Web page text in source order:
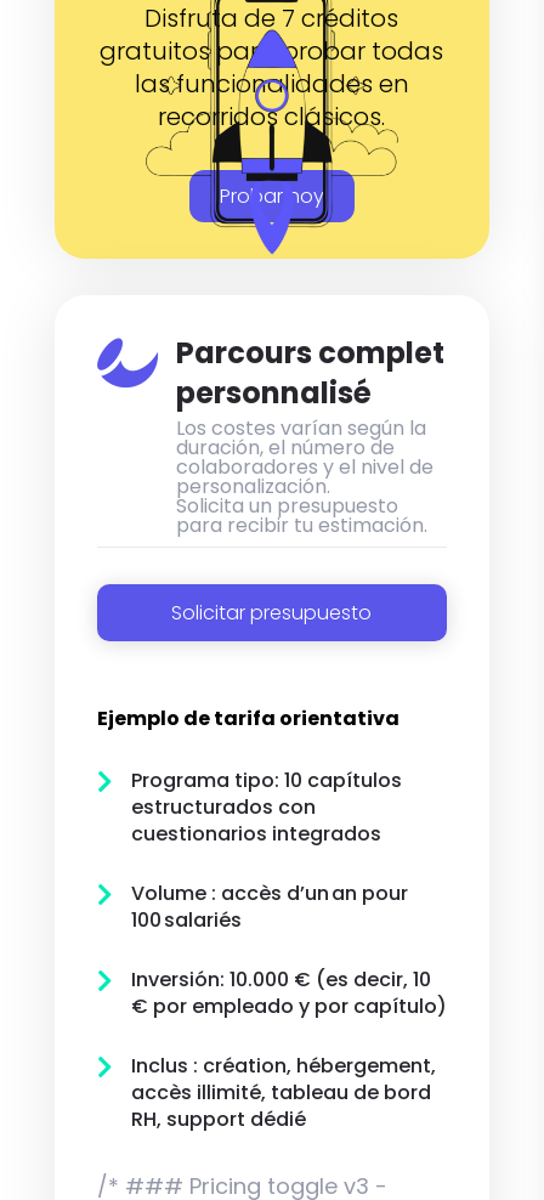
Disfruta de 7 créditos
gratuitos para probar todas
las funcionalidades en
recorridos clásicos.
Probar hoy
 Parcours complet
personnalisé
Los costes varían según la
duración, el número de
colaboradores y el nivel de
personalización.
Solicita un presupuesto
para recibir tu estimación.
Solicitar presupuesto
Ejemplo de tarifa orientativa

Programa tipo: 10 capítulos
estructurados con
cuestionarios integrados

Volume : accès d’un an pour
100 salariés

Inversión: 10.000 € (es decir, 10
€ por empleado y por capítulo)

Inclus : création, hébergement,
accès illimité, tableau de bord
RH, support dédié
/* ### Pricing toggle v3 -